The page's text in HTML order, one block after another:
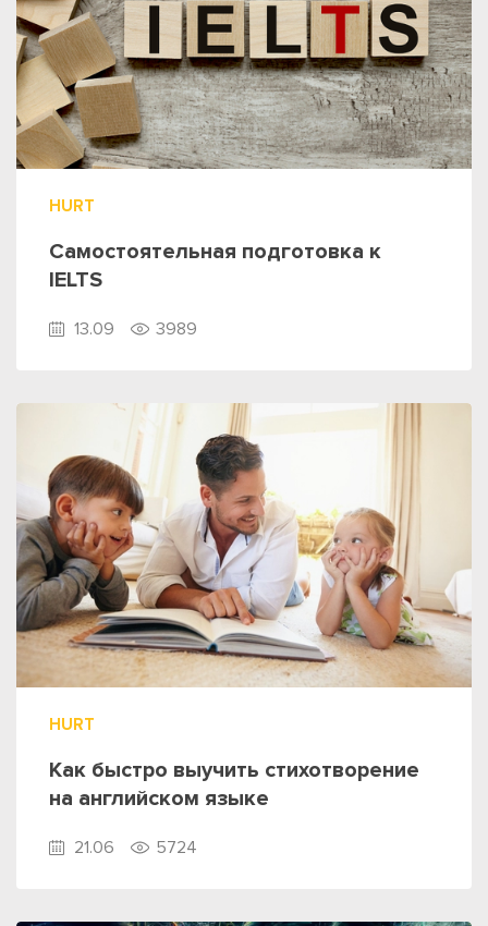
HURT
Самостоятельная подготовка к
IELTS
13.09 3989
HURT
Как быстро выучить стихотворение
на английском языке
21.06 5724